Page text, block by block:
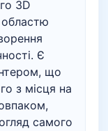
3D
Є
що
з місця на
самого